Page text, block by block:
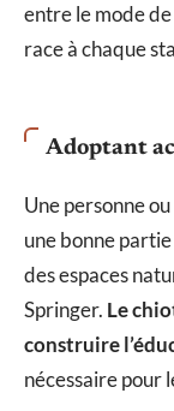
entre le mode de
race à chaque
Adoptant
Une personne
une bonne
des espaces
Springer. Le
construire
nécessaire pour